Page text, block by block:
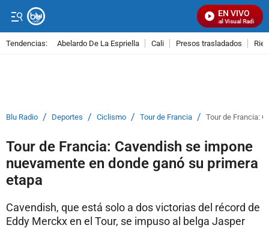
EN VIVO
Señal Visual Radio
Tendencias: Abelardo De La Espriella Cali Presos trasladados
Blu Radio / Deportes / Ciclismo / Tour de Francia / Tour de Francia:
Tour de Francia: Cavendish se impone
nuevamente en donde ganó su primera
etapa
Cavendish, que está solo a dos victorias del récord de
Eddy Merckx en el Tour, se impuso al belga Jasper